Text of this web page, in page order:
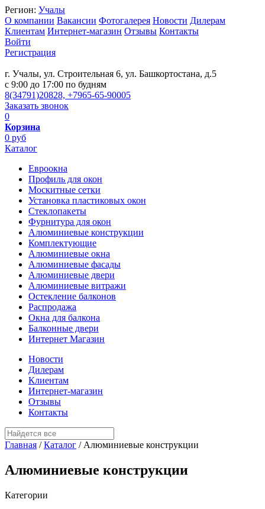
Регион: Учалы
О компании Вакансии Фотогалерея Новости Дилерам
Клиентам Интернет-магазин Отзывы Контакты
Войти
Регистрация
г. Учалы, ул. Строительная 6, ул. Башкортостана, д.5
c 9:00 до 17:00 по будням
8(34791)20828, +7965-65-90005
Заказать звонок
0
Корзина
0 руб
Каталог
Евроокна
Профиль для окон
Москитные сетки
Установка пластиковых окон
Стеклопакеты
Фурнитура для окон
Алюминиевые конструкции
Комплектующие
Алюминиевые окна
Алюминиевые фасады
Алюминиевые двери
Алюминиевые витражи
Остекление балконов
Распродажа
Окна для балкона
Балконные двери
Интернет Магазин
Новости
Дилерам
Клиентам
Интернет-магазин
Отзывы
Контакты
Главная / Каталог /Алюминиевые конструкции
Алюминиевые конструкции
Категории